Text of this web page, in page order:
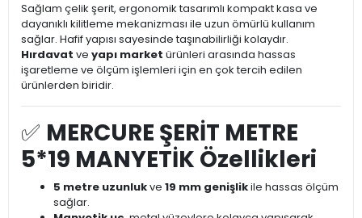
Sağlam çelik şerit, ergonomik tasarımlı kompakt kasa ve
dayanıklı kilitleme mekanizması ile uzun ömürlü kullanım
sağlar. Hafif yapısı sayesinde taşınabilirliği kolaydır.
Hırdavat ve yapı market ürünleri arasında hassas
işaretleme ve ölçüm işlemleri için en çok tercih edilen
ürünlerden biridir.
✅ MERCURE ŞERİT METRE
5*19 MANYETİK Özellikleri
5 metre uzunlukve 19 mm genişlikile hassas ölçüm
sağlar.